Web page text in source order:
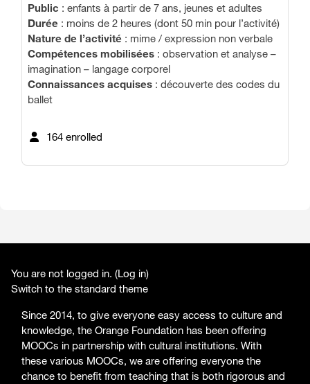
Public : enfants à partir de 7 ans, jeunes et adultes
Durée : moins de 2 heures (dont 50 min pour l’activité)
Nature de l’activité : mime / expression non verbale
Compétences mobilisées : observation et analyse –
imagination – langage corporel
Connaissances acquises : découverte des codes du
ballet
164 enrolled
You are not logged in. (Log in)
Switch to the standard theme
Since 2014, to give everyone easy access to culture and
knowledge, the Orange Foundation has been offering
MOOCs in partnership with cultural institutions. With
these various MOOCs, we are offering everyone the
chance to benefit from teaching that is both rigorous and